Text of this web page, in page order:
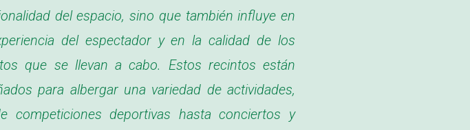
del espacio, sino que también influye en
del espectador y en la calidad de los
que se llevan a cabo. Estos recintos están
para albergar una variedad de actividades,
competiciones deportivas hasta conciertos y